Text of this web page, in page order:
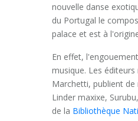
nouvelle danse
du Portugal le
palace et est à
En effet,
musique. Les
Marchetti, publient
Linder maxixe,
de la Bibliothèque